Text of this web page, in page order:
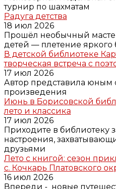
турнир по шахматам
Радуга детства
18 июл 2026
Прошёл необычный
детей — плетение яркого
В детской библиотеке
творческая встреча с
17 июл 2026
Автор представила юным
произведения
Июнь в Борисовской
лето и классика
17 июл 2026
Приходите в библиотеку
настроения,
друзьями
Лето с книгой: сезон
с. Кочкарь Платовского
16 июл 2026
Впереди - новые